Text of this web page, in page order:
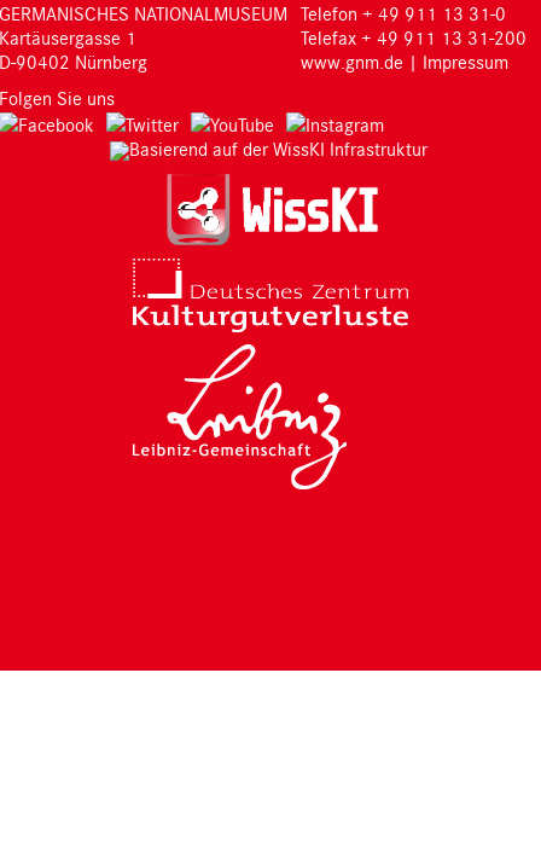
GERMANISCHES NATIONALMUSEUM
Kartäusergasse 1
D-90402 Nürnberg
Telefon + 49 911 13 31-0
Telefax + 49 911 13 31-200
www.gnm.de | Impressum
Folgen Sie uns
Basierend auf der WissKI Infrastruktur